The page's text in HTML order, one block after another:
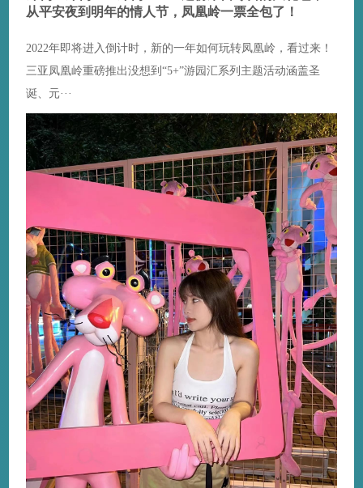
从平安夜到明年的情人节，凤凰岭一票全包了！
2022年即将进入倒计时，新的一年如何玩转凤凰岭，看过来！
三亚凤凰岭重磅推出没想到“5+”游园汇系列主题活动涵盖圣
诞、元···